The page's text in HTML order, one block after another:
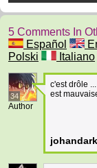
5 Comments In
Español
Polski
Italiano
34
Author
c'est drôle
est
johandark